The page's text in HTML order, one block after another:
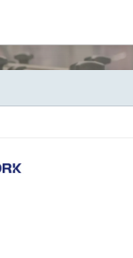
English